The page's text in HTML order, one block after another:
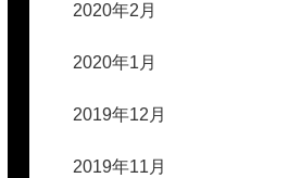
2020年2月
2020年1月
2019年12月
2019年11月